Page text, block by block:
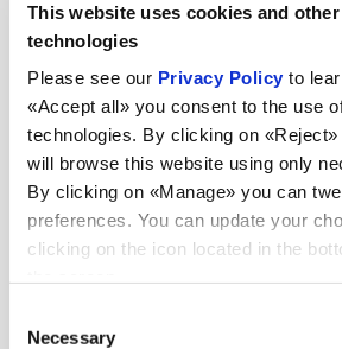
This website uses cookies and
technologies
Please see our Privacy Policy to
«Accept all» you consent to the use
technologies. By clicking on
will browse this website using only
By clicking on «Manage» you can
preferences. You can update your
clicking on the icon located in the
Selection
Necessary